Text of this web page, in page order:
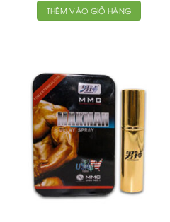
THÊM VÀO GIỎ HÀNG